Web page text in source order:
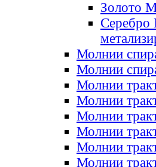
Золото
Серебро
Молнии
Молнии
Молнии
Молнии
Молнии
Молнии
Молнии
Молнии